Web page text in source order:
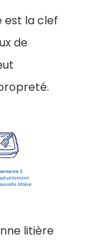
est la clef
de
litière